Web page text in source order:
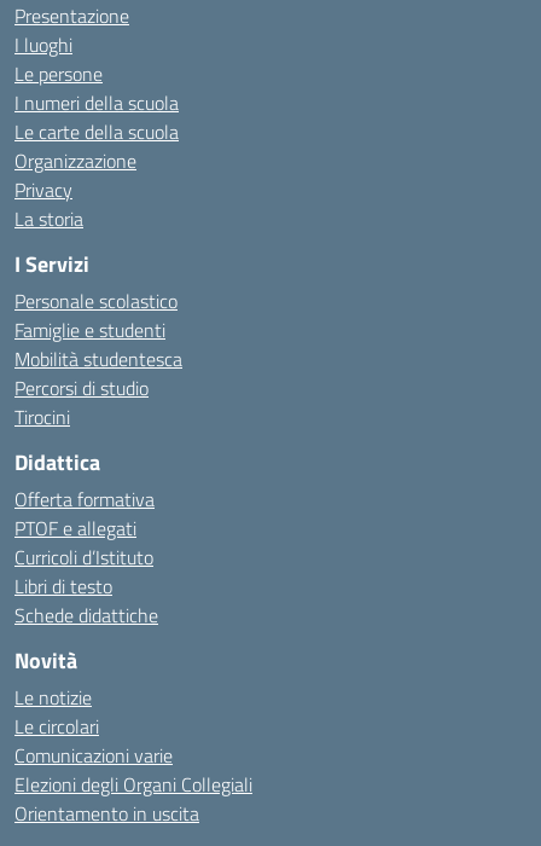
Presentazione
I luoghi
Le persone
I numeri della scuola
Le carte della scuola
Organizzazione
Privacy
La storia
I Servizi
Personale scolastico
Famiglie e studenti
Mobilità studentesca
Percorsi di studio
Tirocini
Didattica
Offerta formativa
PTOF e allegati
Curricoli d’Istituto
Libri di testo
Schede didattiche
Novità
Le notizie
Le circolari
Comunicazioni varie
Elezioni degli Organi Collegiali
Orientamento in uscita